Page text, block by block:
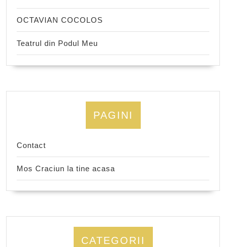
OCTAVIAN COCOLOS
Teatrul din Podul Meu
PAGINI
Contact
Mos Craciun la tine acasa
CATEGORII